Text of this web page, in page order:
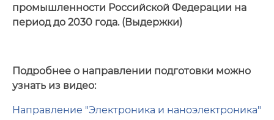
промышленности Российской Федерации на
период до 2030 года. (Выдержки)
Подробнее о направлении подготовки можно
узнать из видео:
Направление "Электроника и наноэлектроника"